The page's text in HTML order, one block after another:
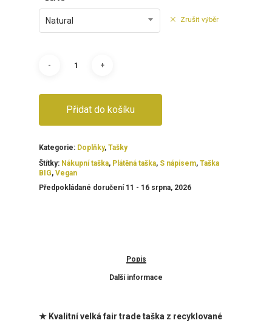
Natural Zrušit výběr
Přidat do košíku
Kategorie: Doplňky, Tašky
Štítky: Nákupní taška, Plátěná taška, S nápisem, Taška
BIG, Vegan
Předpokládané doručení 11 - 16 srpna, 2026
Popis
Další informace
★ Kvalitní velká fair trade taška z recyklované